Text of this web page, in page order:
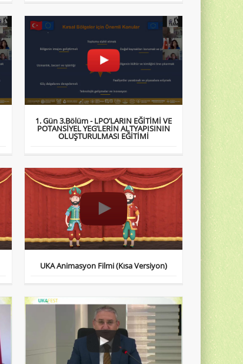
1. Gün 3.Bölüm - LPO’LARIN EĞİTİMİ VE
POTANSİYEL YEG’LERİN ALTYAPISININ
OLUŞTURULMASI EĞİTİMİ
UKA Animasyon Filmi (Kısa Versiyon)